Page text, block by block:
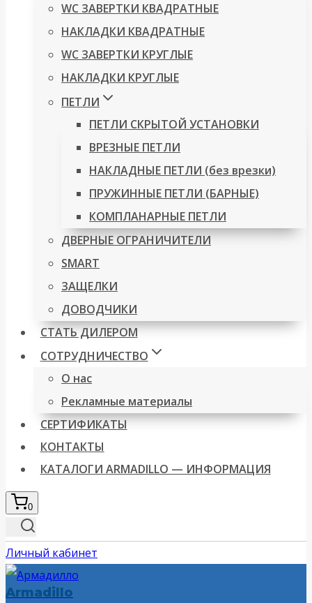
WC ЗАВЕРТКИ КВАДРАТНЫЕ
НАКЛАДКИ КВАДРАТНЫЕ
WC ЗАВЕРТКИ КРУГЛЫЕ
НАКЛАДКИ КРУГЛЫЕ
ПЕТЛИ
ПЕТЛИ СКРЫТОЙ УСТАНОВКИ
ВРЕЗНЫЕ ПЕТЛИ
НАКЛАДНЫЕ ПЕТЛИ (без врезки)
ПРУЖИННЫЕ ПЕТЛИ (БАРНЫЕ)
КОМПЛАНАРНЫЕ ПЕТЛИ
ДВЕРНЫЕ ОГРАНИЧИТЕЛИ
SMART
ЗАЩЕЛКИ
ДОВОДЧИКИ
СТАТЬ ДИЛЕРОМ
СОТРУДНИЧЕСТВО
О нас
Рекламные материалы
СЕРТИФИКАТЫ
КОНТАКТЫ
КАТАЛОГИ ARMADILLO — ИНФОРМАЦИЯ
0
Личный кабинет
Armadillo